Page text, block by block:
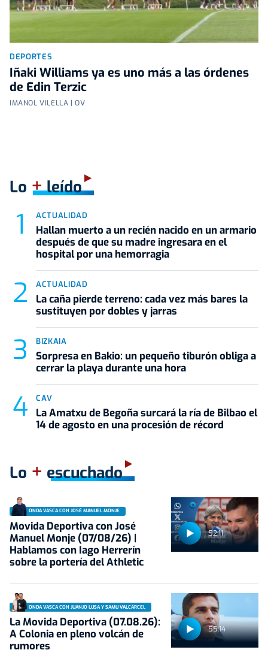
DEPORTES
Iñaki Williams ya es uno más a las órdenes
de Edin Terzic
IMANOL VILELLA | OV
Lo +leído
ACTUALIDAD
Hallan muerto a un recién nacido en un armario
después de que su madre ingresara en el
hospital por una hemorragia
ACTUALIDAD
La caña pierde terreno: cada vez más bares la
sustituyen por dobles y jarras
BIZKAIA
Sorpresa en Bakio: un pequeño tiburón obliga a
cerrar la playa durante una hora
CAV
La Amatxu de Begoña surcará la ría de Bilbao el
14 de agosto en una procesión de récord
Lo + escuchado
52:11
ONDA VASCA CON JOSÉ MANUEL MONJE
Movida Deportiva con José
Manuel Monje (07/08/26) |
Hablamos con Iago Herrerín
sobre la portería del Athletic
55:14
ONDA VASCA CON JUANJO LUSA Y SAMU VALCÁRCEL
La Movida Deportiva (07.08.26):
A Colonia en pleno volcán de
rumores